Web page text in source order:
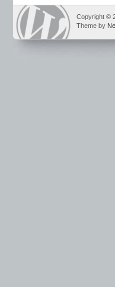
Copyright ©
Theme by